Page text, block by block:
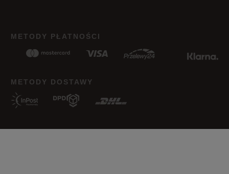
METODY PŁATNOŚCI
METODY DOSTAWY